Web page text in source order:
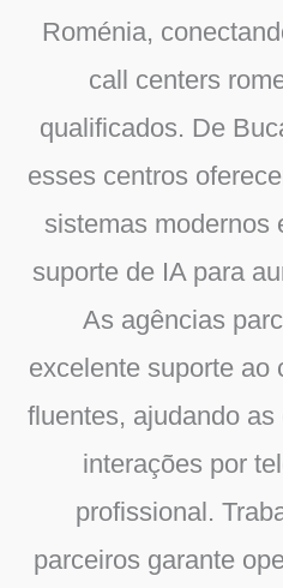
Roménia,
call centers
qualificados. De
esses centros
sistemas modernos
suporte de IA para
As agências
excelente suporte ao
fluentes, ajudando
interações por
profissional.
parceiros garante